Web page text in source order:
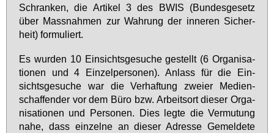
Schran­ken, die Ar­ti­kel 3 des BWIS (Bun­des­ge­setz
über Mass­nah­men zur Wah­rung der in­ne­ren Si­cher­
heit) for­mu­liert.
Es wur­den 10 Ein­sichts­ge­su­che ge­stellt (6 Or­ga­ni­sa­
tio­nen und 4 Ein­zel­per­so­nen). An­lass für die Ein­
sichts­ge­su­che war die Ver­haf­tung zwei­er Me­di­en­
schaf­fen­der vor dem Bü­ro bzw. Ar­beits­ort die­ser Or­ga­
ni­sa­tio­nen und Per­so­nen. Dies leg­te die Ver­mu­tung
na­he, dass ein­zel­ne an die­ser Adres­se Ge­mel­de­te